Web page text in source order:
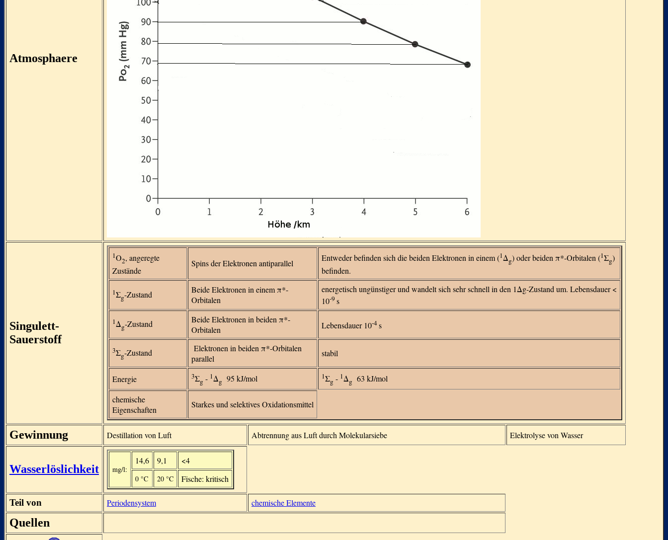
Atmosphaere
Singulett-
Sauerstoff
1O2, angeregte
Zustände
Spins der Elektronen antiparallel
Entweder befinden sich die beiden Elektronen in einem (1Δg) oder beiden π*-Orbitalen (1Σg)
befinden.
1Σg-Zustand
Beide Elektronen in einem π*-
Orbitalen
energetisch ungünstiger und wandelt sich sehr schnell in den 1Δg-Zustand um. Lebensdauer <
10-9 s
1Δg-Zustand
Beide Elektronen in beiden π*-
Orbitalen
Lebensdauer 10-4s
3Σg-Zustand
Elektronen in beiden π*-Orbitalen
parallel
stabil
Energie 3Σg - 1Δg 95 kJ/mol 1Σg - 1Δg 63 kJ/mol
chemische
Eigenschaften
Starkes und selektives Oxidationsmittel
Gewinnung Destillation von Luft Abtrennung aus Luft durch Molekularsiebe Elektrolyse von Wasser
Wasserlöslichkeit mg/l:
14,6 9,1 <4
0 °C 20 °C Fische: kritisch
Teil von Periodensystem chemische Elemente
Quellen